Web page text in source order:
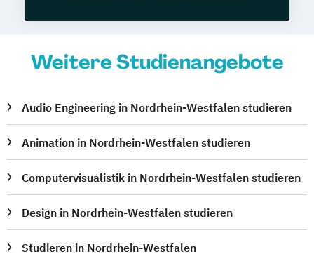
Weitere Studienangebote
Audio Engineering in Nordrhein-Westfalen studieren
Animation in Nordrhein-Westfalen studieren
Computervisualistik in Nordrhein-Westfalen studieren
Design in Nordrhein-Westfalen studieren
Studieren in Nordrhein-Westfalen